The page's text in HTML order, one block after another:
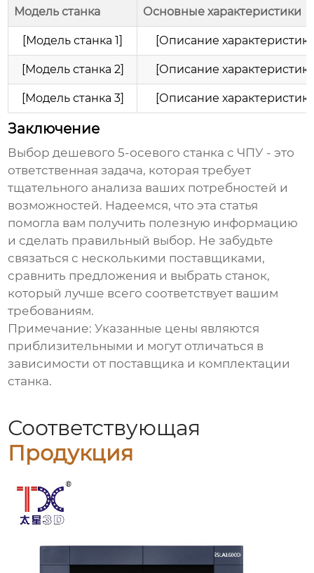
Модель станка Основные характеристики
[Модель станка 1] [Описание характеристик]
[Модель станка 2] [Описание характеристик]
[Модель станка 3] [Описание характеристик]
Заключение
Выбордешевого 5-осевого станка с ЧПУ - это
ответственная задача, которая требует
тщательного анализа ваших потребностей и
возможностей. Надеемся, что эта статья
помогла вам получить полезную информацию
и сделать правильный выбор. Не забудьте
связаться с несколькими поставщиками,
сравнить предложения и выбрать станок,
который лучше всего соответствует вашим
требованиям.
Примечание: Указанные цены являются
приблизительными и могут отличаться в
зависимости от поставщика и комплектации
станка.
Соответствующая
Продукция